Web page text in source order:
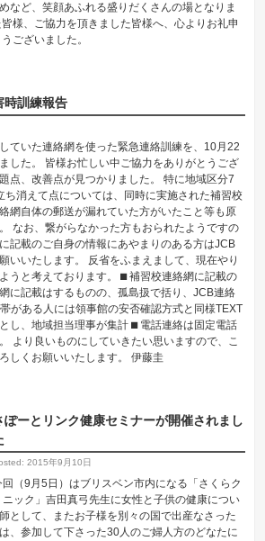
など、笑顔あふれる盛りだくさんの場となりま
様、ご協力を頂きました皆様へ、心よりお礼申
ございました。
時訓練報告
ていた連絡網を使った緊急連絡訓練を、10月22
した。 皆様お忙しい中ご協力をありがとうござ
点、改善点が見つかりました。 特に地域区分7
ち消えて点については、同時に実施された補習校
網自体の郵送が漏れていた方がいたこと等も原
なお、繋がらなかった方もおられたようですの
記載のご自身の情報にあやまりのある方はJCB
いいたします。 反省をふまえまして、現在やり
うと考えております。 ⬛︎ 補習校連絡網に記載の
に記載はするものの、孤島扱で括り、JCB連絡
がある人には領事館の安否確認方式と同様TEXT
し、地域担当理事が集計 ⬛︎ 電話連絡は固定電話
より良いものにしていきたい思いますので、こ
しくお願いいたします。 伊藤圭
ぽーとリンク健康セミナーが開催されまし
2015年9月10日
回（9月5日）はブリスベン市内になる「さくらク
ニック」吉田真弓先生に女性と子供の健康につい
として、またお子様を別々の国で出産なさった
、参加して下さった30人のご婦人方のどなたに